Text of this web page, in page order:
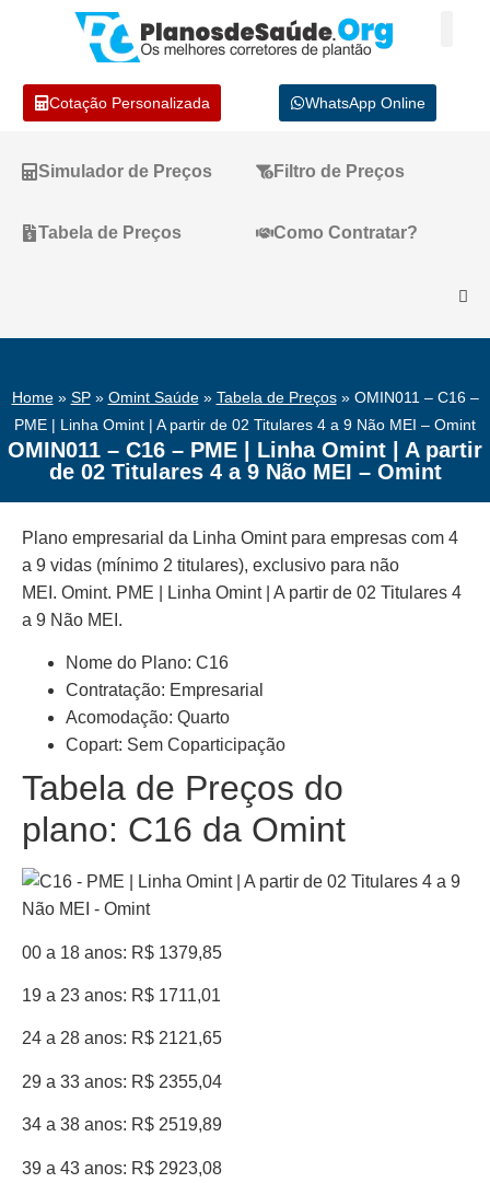
Cotação Personalizada WhatsApp Online
Simulador de Preços Filtro de Preços
Tabela de Preços Como Contratar?
Home» SP» Omint Saúde» Tabela de Preços» OMIN011 – C16 –
PME | Linha Omint | A partir de 02 Titulares 4 a 9 Não MEI – Omint
OMIN011 – C16 – PME | Linha Omint | A partir
de 02 Titulares 4 a 9 Não MEI – Omint
Plano empresarial da Linha Omint para empresas com 4
a 9 vidas (mínimo 2 titulares), exclusivo para não
MEI. Omint. PME | Linha Omint | A partir de 02 Titulares 4
a 9 Não MEI.
Nome do Plano: C16
Contratação: Empresarial
Acomodação: Quarto
Copart: Sem Coparticipação
Tabela de Preços do
plano: C16 da Omint
00 a 18 anos: R$ 1379,85
19 a 23 anos: R$ 1711,01
24 a 28 anos: R$ 2121,65
29 a 33 anos: R$ 2355,04
34 a 38 anos: R$ 2519,89
39 a 43 anos: R$ 2923,08